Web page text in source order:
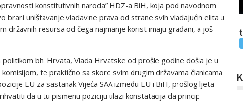
konstitutivnih naroda” HDZ-a BiH, koja pod navodnom
brani uništavanje vladavine prava od strane svih vladajućih elita u
državnih resursa od čega najmanje korist imaju građani, a još
bh. Hrvata, Vlada Hrvatske od prošle godine došla je u
te praktično sa skoro svim drugim državama članicama
EU za sastanak Vijeća SAA između EU i BiH, prošlog ljeta
da u tu pismenu poziciju ulazi konstatacija da princip